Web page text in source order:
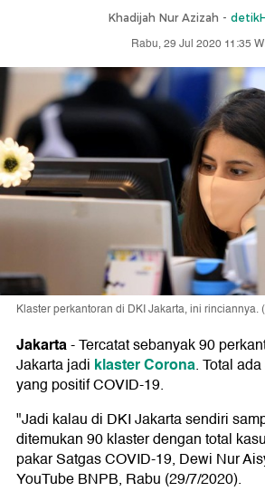
Khadijah Nur Azizah -
Rabu, 29 Jul 2020 11:35
Klaster perkantoran di DKI Jakarta, ini rinciannya.
Jakarta-Tercatat sebanyak 90
Jakarta jadi klaster Corona. Total
yang positif COVID-19.
"Jadi kalau di DKI Jakarta sendiri
ditemukan 90 klaster dengan total
pakar Satgas COVID-19, Dewi Nur
YouTube BNPB, Rabu (29/7/2020).